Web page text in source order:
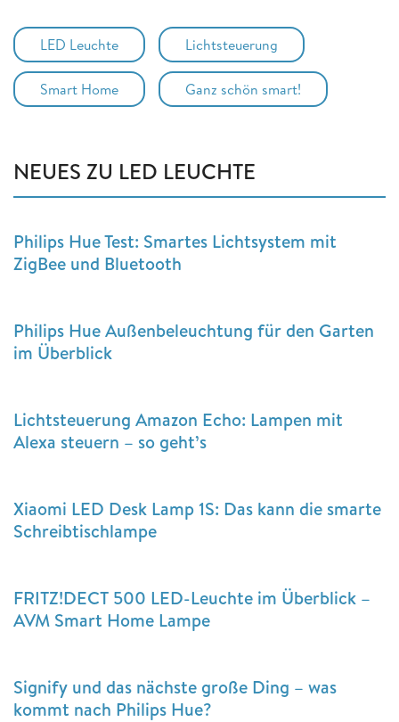
LED Leuchte Lichtsteuerung
Smart Home Ganz schön smart!
NEUES ZU LED LEUCHTE
Philips Hue Test: Smartes Lichtsystem mit
ZigBee und Bluetooth
Philips Hue Außenbeleuchtung für den Garten
im Überblick
Lichtsteuerung Amazon Echo: Lampen mit
Alexa steuern – so geht’s
Xiaomi LED Desk Lamp 1S: Das kann die smarte
Schreibtischlampe
FRITZ!DECT 500 LED-Leuchte im Überblick –
AVM Smart Home Lampe
Signify und das nächste große Ding – was
kommt nach Philips Hue?